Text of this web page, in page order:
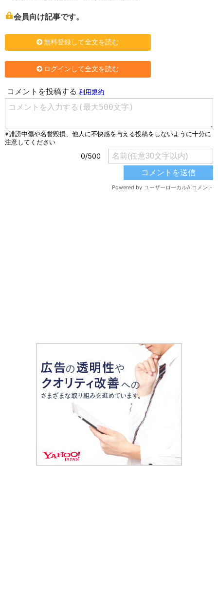
会員向け記事です。
無料登録して全文を読む
ログインして全文を読む